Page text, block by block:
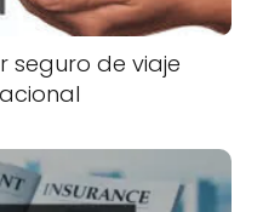
seguro de viaje